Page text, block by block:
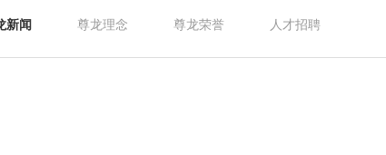
新闻 尊龙理念 尊龙荣誉 人才招聘